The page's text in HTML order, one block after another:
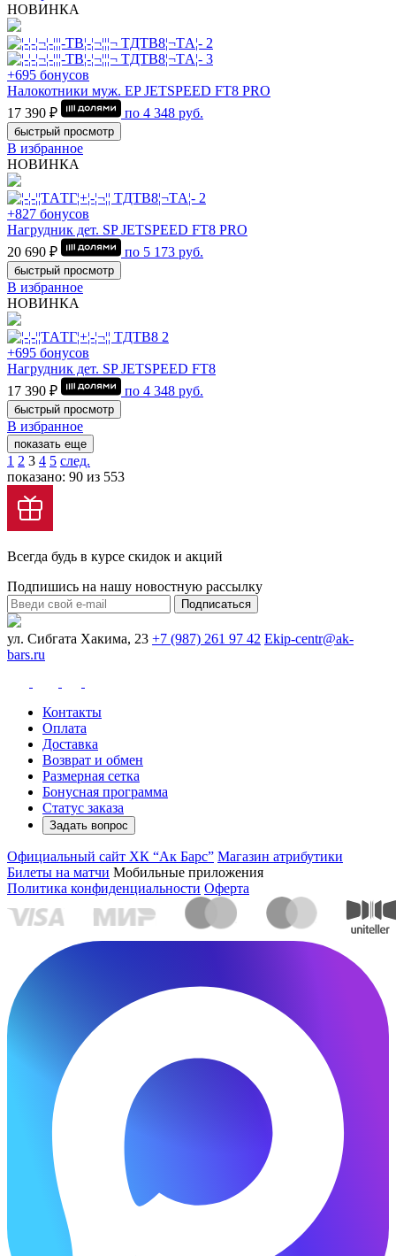
НОВИНКА
+695 бонусов
Налокотники муж. EP JETSPEED FT8 PRO
17 390 ₽
по 4 348 руб.
быстрый просмотр
В избранное
НОВИНКА
+827 бонусов
Нагрудник дет. SP JETSPEED FT8 PRO
20 690 ₽
по 5 173 руб.
быстрый просмотр
В избранное
НОВИНКА
+695 бонусов
Нагрудник дет. SP JETSPEED FT8
17 390 ₽
по 4 348 руб.
быстрый просмотр
В избранное
показать еще
1 2 3 4 5 след.
показано: 90 из 553
Всегда будь в курсе скидок и акций
Подпишись на нашу новостную рассылку
Подписаться
ул. Сибгата Хакима, 23 +7 (987) 261 97 42 Ekip-centr@ak-
bars.ru
Контакты
Оплата
Доставка
Возврат и обмен
Размерная сетка
Бонусная программа
Статус заказа
Задать вопрос
Официальный сайт ХК “Ак Барс” Магазин атрибутики
Билеты на матчи Мобильные приложения
Политика конфиденциальности Оферта